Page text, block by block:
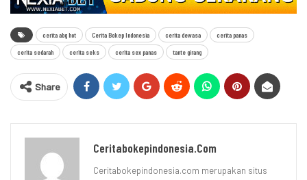
cerita abg hot Cerita Bokep Indonesia cerita dewasa cerita panas
cerita sedarah cerita seks cerita sex panas tante girang
Share
Ceritabokepindonesia.com
Ceritabokepindonesia.com merupakan situs